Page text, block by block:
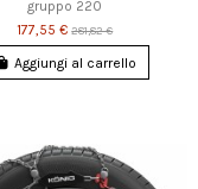
gruppo 220
177,55 €281,82 €
Aggiungi al carrello